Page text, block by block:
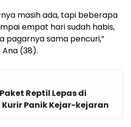
masih ada, tapi beberapa
empat hari sudah habis,
pagarnya sama pencuri,”
(38).
Reptil Lepas di
Panik Kejar-kejaran